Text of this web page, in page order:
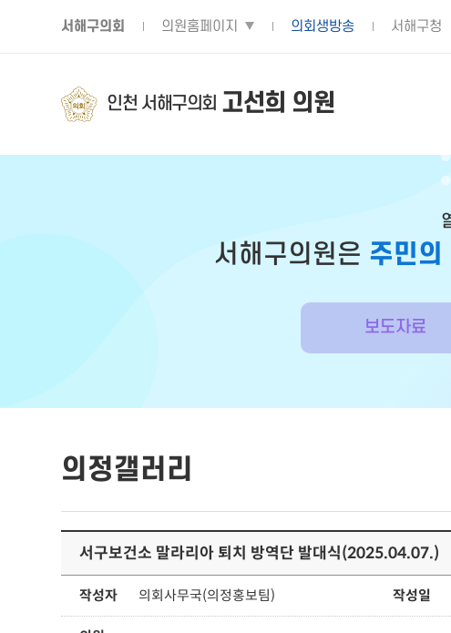
서해구의회 의원홈페이지 의회생방송 서해구청
인천 서해구의회 고선희 의원
서해구의원은 주민의
보도자료
의정갤러리
서구보건소 말라리아 퇴치 방역단 발대식(2025.04.07.)
작성자 의회사무국(의정홍보팀) 작성일